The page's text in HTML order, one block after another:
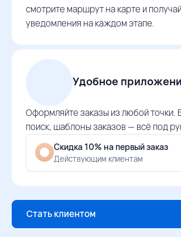
смотрите маршрут на карте и
уведомления на каждом этапе.
Удобное
Оформляйте заказы из любой точки.
поиск, шаблоны заказов — всё под
Скидка 10% на первый заказ
Действующим клиентам
Стать клиентом